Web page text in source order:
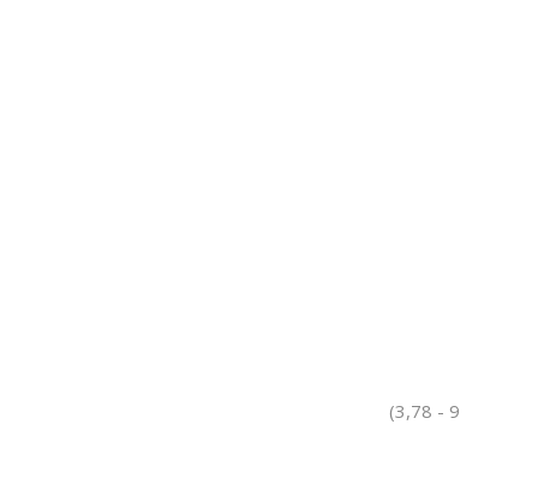
(3,78 - 9